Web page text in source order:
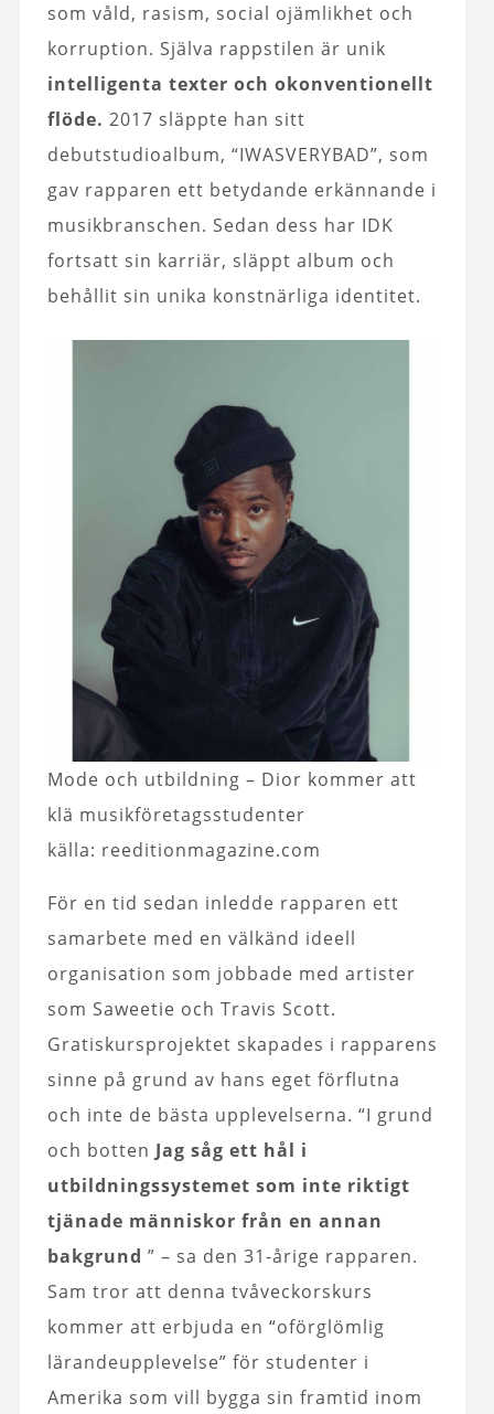
som våld, rasism, social ojämlikhet och
korruption. Själva rappstilen är unik
intelligenta texter och okonventionellt
flöde. 2017 släppte han sitt
debutstudioalbum, “IWASVERYBAD”, som
gav rapparen ett betydande erkännande i
musikbranschen. Sedan dess har IDK
fortsatt sin karriär, släppt album och
behållit sin unika konstnärliga identitet.
Mode och utbildning – Dior kommer att
klä musikföretagsstudenter
källa: reeditionmagazine.com
För en tid sedan inledde rapparen ett
samarbete med en välkänd ideell
organisation som jobbade med artister
som Saweetie och Travis Scott.
Gratiskursprojektet skapades i rapparens
sinne på grund av hans eget förflutna
och inte de bästa upplevelserna. “I grund
och botten Jag såg ett hål i
utbildningssystemet som inte riktigt
tjänade människor från en annan
bakgrund ” – sa den 31-årige rapparen.
Sam tror att denna tvåveckorskurs
kommer att erbjuda en “oförglömlig
lärandeupplevelse” för studenter i
Amerika som vill bygga sin framtid inom